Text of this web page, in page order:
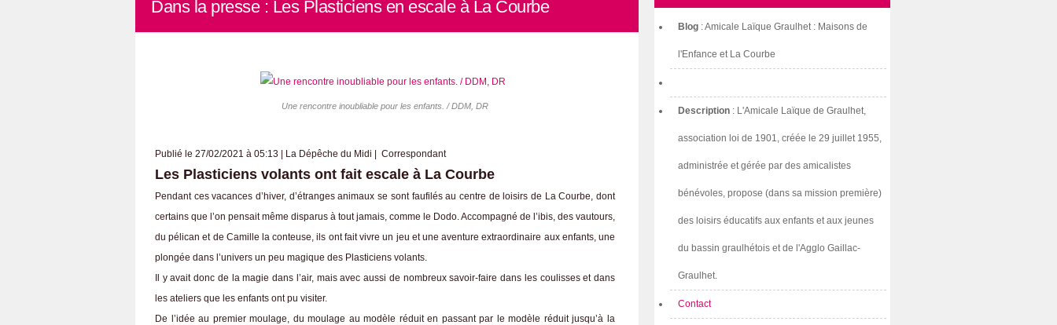
Dans la presse : Les Plasticiens en escale à La Courbe
Une rencontre inoubliable pour les enfants. / DDM, DR
Publié le 27/02/2021 à 05:13 | La Dépêche du Midi | Correspondant
Les Plasticiens volants ont fait escale à La Courbe
Pendant ces vacances d’hiver, d’étranges animaux se sont faufilés au centre de loisirs de La Courbe, dont
certains que l’on pensait même disparus à tout jamais, comme le Dodo. Accompagné de l’ibis, des vautours,
du pélican et de Camille la conteuse, ils ont fait vivre un jeu et une aventure extraordinaire aux enfants, une
plongée dans l’univers un peu magique des Plasticiens volants.
Il y avait donc de la magie dans l’air, mais avec aussi de nombreux savoir-faire dans les coulisses et dans
les ateliers que les enfants ont pu visiter.
De l’idée au premier moulage, du moulage au modèle réduit en passant par le modèle réduit jusqu’à la
Blog : Amicale Laïque Graulhet : Maisons de
l'Enfance et La Courbe
Description : L'Amicale Laïque de Graulhet,
association loi de 1901, créée le 29 juillet 1955,
administrée et gérée par des amicalistes
bénévoles, propose (dans sa mission première)
des loisirs éducatifs aux enfants et aux jeunes
du bassin graulhétois et de l'Agglo Gaillac-
Graulhet.
Contact